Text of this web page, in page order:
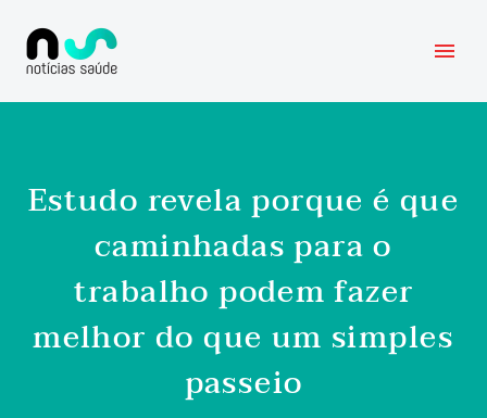
Estudo revela porque é que
caminhadas para o
trabalho podem fazer
melhor do que um simples
passeio